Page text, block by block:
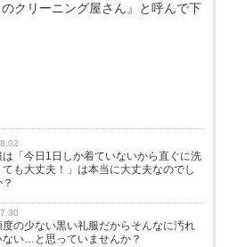
クリーニング屋さん』と呼んで下
は「今日1日しか着ていないから直ぐに洗
ても大丈夫！」は本当に大丈夫なのでし
度の少ない黒い礼服だからそんなに汚れ
ない…と思っていませんか？